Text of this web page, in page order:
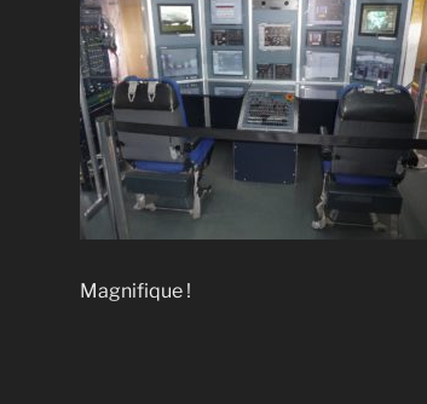
Magnifique !